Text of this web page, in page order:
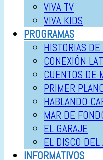
VIVA TV
VIVA KIDS
PROGRAMAS
HISTORIAS
CONEXIÓN
CUENTOS DE
PRIMER PLANO
HABLANDO
MAR DE
EL GARAJE
EL DISCO DEL
INFORMATIVOS